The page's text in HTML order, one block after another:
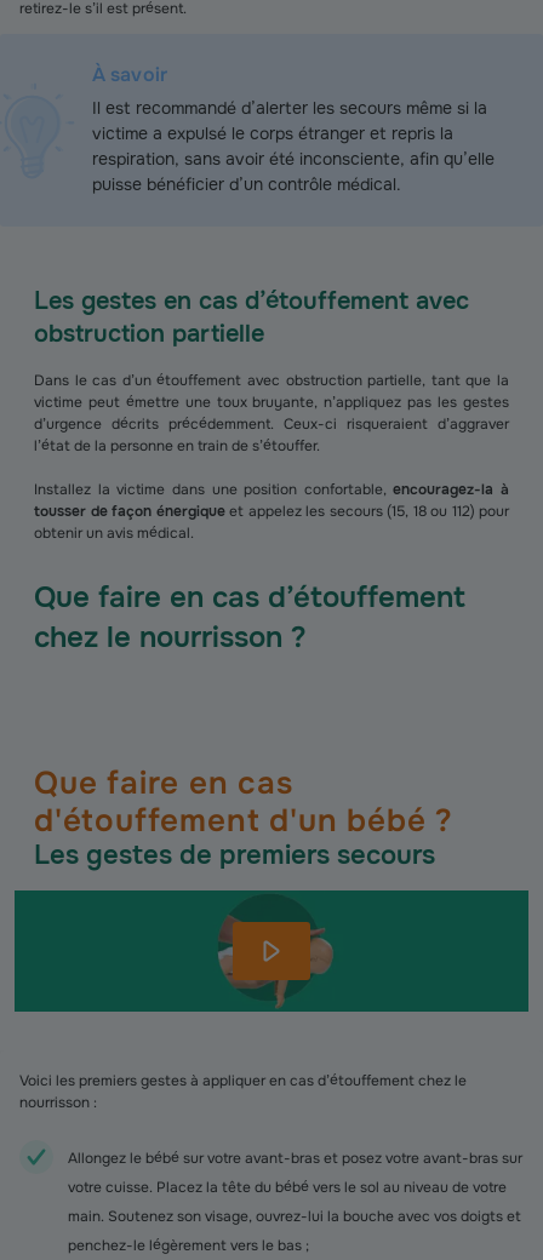
retirez-le s’il est présent.
À savoir
Il est recommandé d’alerter les secours même si la
victime a expulsé le corps étranger et repris la
respiration, sans avoir été inconsciente, afin qu’elle
puisse bénéficier d’un contrôle médical.
Les gestes en cas d’étouffement avec
obstruction partielle
Dans le cas d’un étouffement avec obstruction partielle, tant que la
victime peut émettre une toux bruyante, n’appliquez pas les gestes
d’urgence décrits précédemment. Ceux-ci risqueraient d’aggraver
l’état de la personne en train de s’étouffer.
Installez la victime dans une position confortable,encouragez-la à
tousser de façon énergiqueet appelez les secours (15, 18 ou 112) pour
obtenir un avis médical.
Que faire en cas d’étouffement
chez le nourrisson ?
Que faire en cas
d'étouffement d'un bébé ?
Les gestes de premiers secours
Voici les premiers gestes à appliquer en cas d’étouffement chez le
nourrisson :
Allongez le bébé sur votre avant-bras et posez votre avant-bras sur
votre cuisse. Placez la tête du bébé vers le sol au niveau de votre
main. Soutenez son visage, ouvrez-lui la bouche avec vos doigts et
penchez-le légèrement vers le bas ;